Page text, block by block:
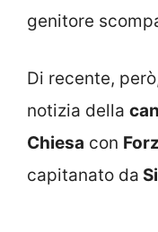
genitore
Di recente,
notizia della
Chiesa con
capitanato da